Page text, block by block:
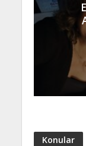
Konular